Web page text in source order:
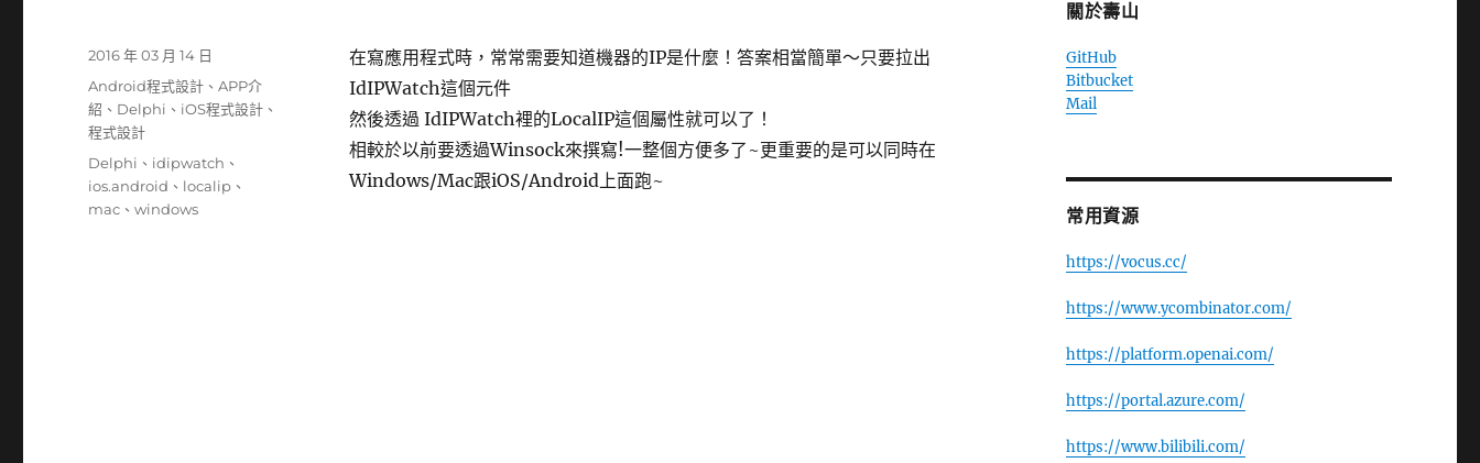
在寫應用程式時，常常需要知道機器的IP是什麼！答案相當簡單～只要拉出
IdIPWatch這個元件
然後透過 IdIPWatch裡的LocalIP這個屬性就可以了！
相較於以前要透過Winsock來撰寫!一整個方便多了~更重要的是可以同時在
Windows/Mac跟iOS/Android上面跑~
發
日
期:
2016 年 03 月 14 日
分
類
Android程式設計 、APP介
紹 、 Delphi 、 iOS程式設計 、
程式設計
標
籤
Delphi 、 idipwatch 、
ios.android 、 localip 、
mac 、windows
關於壽山
GitHub
Bitbucket
Mail
常用資源
https://vocus.cc/
https://www.ycombinator.com/
https://platform.openai.com/
https://portal.azure.com/
https://www.bilibili.com/